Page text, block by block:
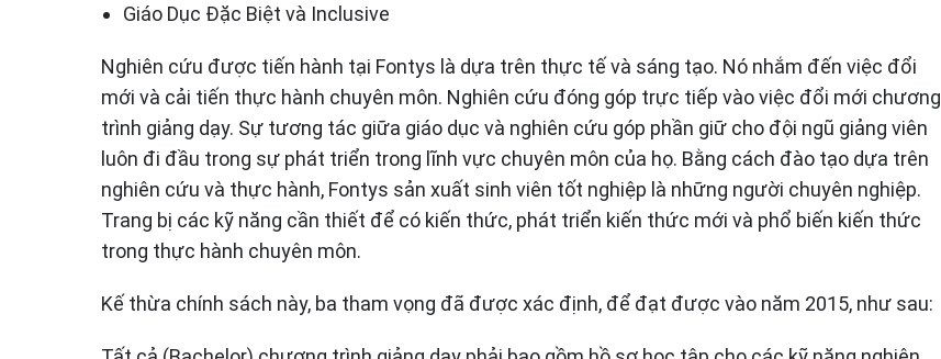
Giáo Dục Đặc Biệt và Inclusive
Nghiên cứu được tiến hành tại Fontys là dựa trên thực tế và sáng tạo. Nó nhắm đến việc đổi
mới và cải tiến thực hành chuyên môn. Nghiên cứu đóng góp trực tiếp vào việc đổi mới chương
trình giảng dạy. Sự tương tác giữa giáo dục và nghiên cứu góp phần giữ cho đội ngũ giảng viên
luôn đi đầu trong sự phát triển trong lĩnh vực chuyên môn của họ. Bằng cách đào tạo dựa trên
nghiên cứu và thực hành, Fontys sản xuất sinh viên tốt nghiệp là những người chuyên nghiệp.
Trang bị các kỹ năng cần thiết để có kiến ​​thức, phát triển kiến ​​thức mới và phổ biến kiến ​​thức
trong thực hành chuyên môn.
Kế thừa chính sách này, ba tham vọng đã được xác định, để đạt được vào năm 2015, như sau: